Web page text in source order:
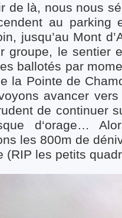
de là, nous nous
au parking
jusqu’au Mont
groupe, le sentier
ballotés par
la Pointe de
avancer
de continuer
d‘orage…
les 800m de
(RIP les petits